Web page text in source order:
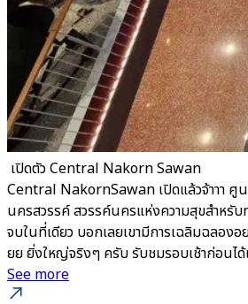
​ เปิดตัว Central Nakorn Sawan
Central NakornSawan เปิดแล้วจ้าาา ศู
นครสวรรค์ สวรรค์นครแห่งความสุขสำหรั
จบในที่เดียว บอกเลยเขามีการเฉลิมฉลองอ
ยย ยิ่งใหญ่จริงๆ ครับ รับชมรอบเช้าก่อนไ
See more